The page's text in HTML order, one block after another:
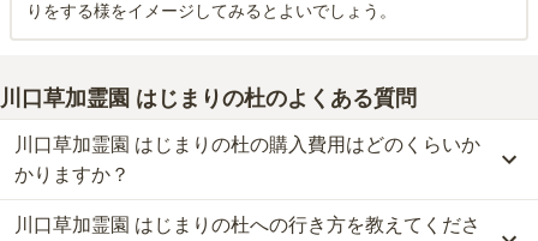
りをする様をイメージしてみるとよいでしょう。
川口草加霊園 はじまりの杜のよくある質問
川口草加霊園 はじまりの杜の購入費用はどのくらいか
かりますか？
川口草加霊園 はじまりの杜では、一般墓が約86.6万円から、樹木葬
川口草加霊園 はじまりの杜への行き方を教えてくださ